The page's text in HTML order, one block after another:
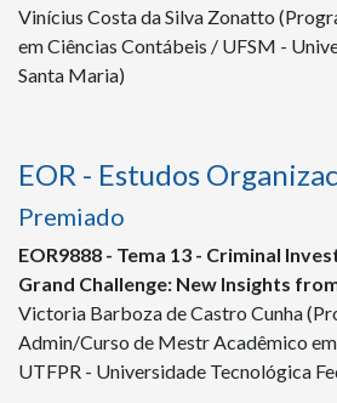
Vinícius Costa da Silva Zonatto
em Ciências Contábeis / UFSM -
Santa Maria)
EOR - Estudos
Premiado
EOR9888 - Tema 13 - Criminal
Grand Challenge: New Insights
Victoria Barboza de Castro Cunha
Admin/Curso de Mestr Acadêmico
UTFPR - Universidade Tecnológica